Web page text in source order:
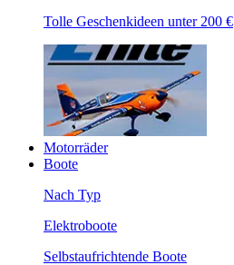
Tolle Geschenkideen unter 200 €
Motorräder
Boote
Nach Typ
Elektroboote
Selbstaufrichtende Boote